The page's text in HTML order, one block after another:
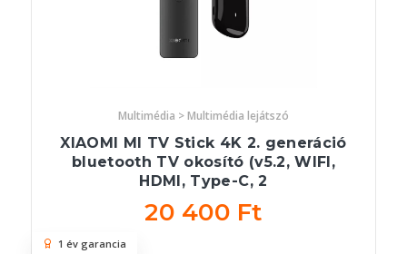
Multimédia > Multimédia lejátszó
XIAOMI MI TV Stick 4K 2. generáció
bluetooth TV okosító (v5.2, WIFI,
HDMI, Type-C, 2
20 400 Ft
1 év garancia